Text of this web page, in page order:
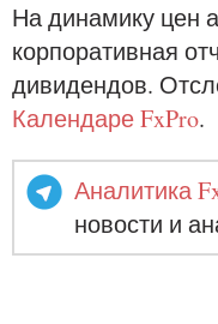
На динамику цен
корпоративная
дивидендов.
Календаре FxPro.
Аналитика
новости и